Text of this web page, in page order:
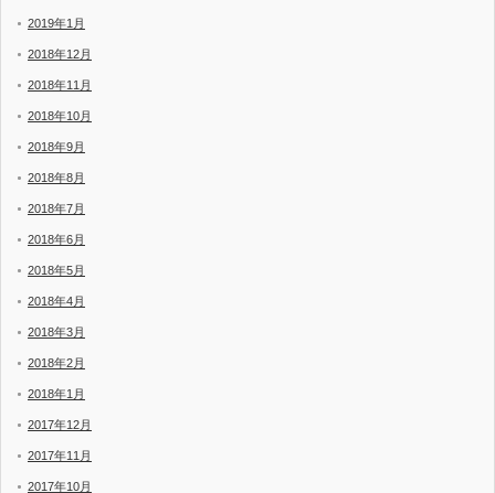
2019年1月
2018年12月
2018年11月
2018年10月
2018年9月
2018年8月
2018年7月
2018年6月
2018年5月
2018年4月
2018年3月
2018年2月
2018年1月
2017年12月
2017年11月
2017年10月